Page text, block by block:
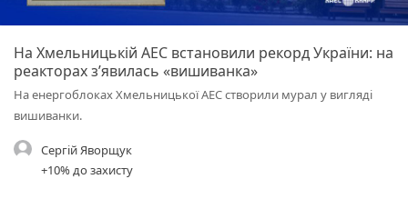
На Хмельницькій АЕС встановили рекорд України: на
реакторах з’явилась «вишиванка»
На енергоблоках Хмельницької АЕС створили мурал у вигляді
вишиванки.
Сергій Яворщук
+10% до захисту